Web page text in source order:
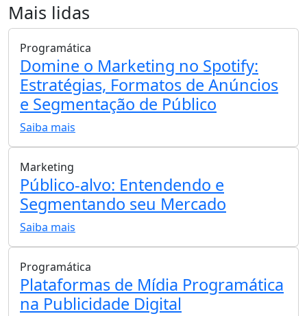
Mais lidas
Programática
Domine o Marketing no Spotify:
Estratégias, Formatos de Anúncios
e Segmentação de Público
Saiba mais
Marketing
Público-alvo: Entendendo e
Segmentando seu Mercado
Saiba mais
Programática
Plataformas de Mídia Programática
na Publicidade Digital